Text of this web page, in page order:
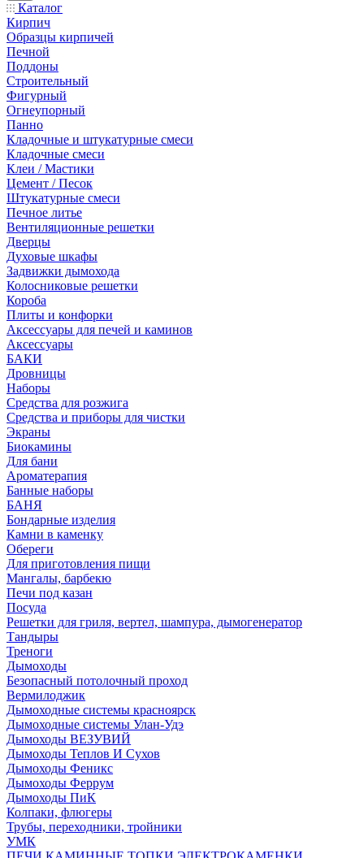
Каталог
Кирпич
Образцы кирпичей
Печной
Поддоны
Строительный
Фигурный
Огнеупорный
Панно
Кладочные и штукатурные смеси
Кладочные смеси
Клеи / Мастики
Цемент / Песок
Штукатурные смеси
Печное литье
Вентиляционные решетки
Дверцы
Духовые шкафы
Задвижки дымохода
Колосниковые решетки
Короба
Плиты и конфорки
Аксессуары для печей и каминов
Аксессуары
БАКИ
Дровницы
Наборы
Средства для розжига
Средства и приборы для чистки
Экраны
Биокамины
Для бани
Ароматерапия
Банные наборы
БАНЯ
Бондарные изделия
Камни в каменку
Обереги
Для приготовления пищи
Мангалы, барбекю
Печи под казан
Посуда
Решетки для гриля, вертел, шампура, дымогенератор
Тандыры
Треноги
Дымоходы
Безопасный потолочный проход
Вермилоджик
Дымоходные системы красноярск
Дымоходные системы Улан-Удэ
Дымоходы ВЕЗУВИЙ
Дымоходы Теплов И Сухов
Дымоходы Феникс
Дымоходы Феррум
Дымоходы ПиК
Колпаки, флюгеры
Трубы, переходники, тройники
УМК